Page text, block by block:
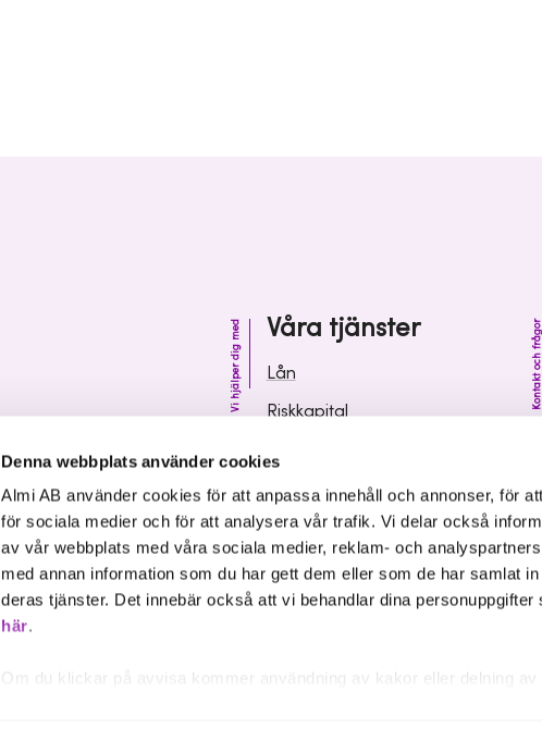
Denna webbplats använder cookies
Almi AB använder cookies för att anpassa innehåll och annonser, för
för sociala medier och för att analysera vår trafik. Vi delar också
av vår webbplats med våra sociala medier, reklam- och
med annan information som du har gett dem eller som de har samlat
deras tjänster. Det innebär också att vi behandlar dina
här.
Om du klickar på avvisa kommer användning av kakor eller delning av
Våra tjänster
Vi hjälper dig med
Lån
Riskkapital
Kunskap och inspiration
Kontakt och frågor